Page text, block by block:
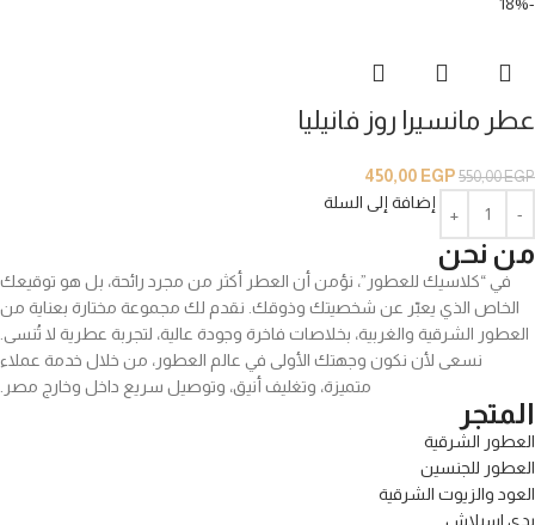
عطر مانسيرا روز فانيليا
550,00EGP
450,00 EGP
إضافة إلى السلة
من نحن
في “كلاسيك للعطور”، نؤمن أن العطر أكثر من مجرد رائحة، بل هو توقيعك
الخاص الذي يعبّر عن شخصيتك وذوقك. نقدم لك مجموعة مختارة بعناية من
العطور الشرقية والغربية، بخلاصات فاخرة وجودة عالية، لتجربة عطرية لا تُنسى.
نسعى لأن نكون وجهتك الأولى في عالم العطور، من خلال خدمة عملاء
متميزة، وتغليف أنيق، وتوصيل سريع داخل وخارج مصر.
المتجر
العطور الشرقية
العطور للجنسين
العود والزيوت الشرقية
بدي اسبلاش